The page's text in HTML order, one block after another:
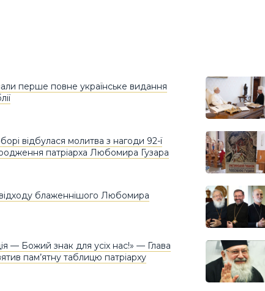
перше повне українське видання
відбулася молитва з нагоди 92-ї
патріарха Любомира Гузара
блаженнішого Любомира
— Божий знак для усіх нас!» — Глава
пам’ятну таблицю патріарху